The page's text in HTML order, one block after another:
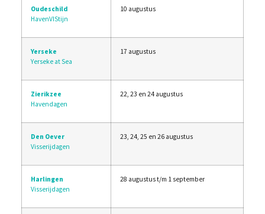
Oudeschild
HavenVIStijn
10 augustus
Yerseke
Yerseke at Sea
17 augustus
Zierikzee
Havendagen
22, 23 en 24 augustus
Den Oever
Visserijdagen
23, 24, 25 en 26 augustus
Harlingen
Visserijdagen
28 augustus t/m 1 september